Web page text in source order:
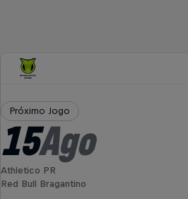
Próximo Jogo
15Ago
Athletico PR
Red Bull Bragantino